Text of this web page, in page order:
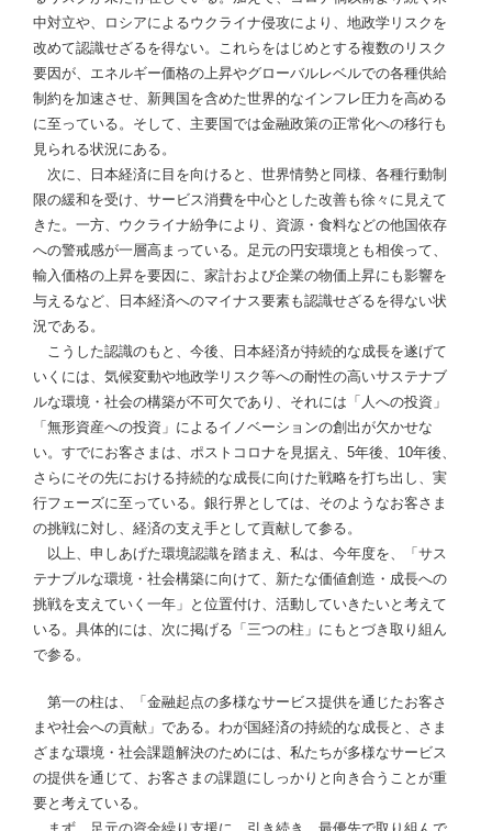
中対立や、ロシアによるウクライナ侵攻により、地政学リスクを
改めて認識せざるを得ない。これらをはじめとする複数のリスク
要因が、エネルギー価格の上昇やグローバルレベルでの各種供給
制約を加速させ、新興国を含めた世界的なインフレ圧力を高める
に至っている。そして、主要国では金融政策の正常化への移行も
見られる状況にある。
次に、日本経済に目を向けると、世界情勢と同様、各種行動制
限の緩和を受け、サービス消費を中心とした改善も徐々に見えて
きた。一方、ウクライナ紛争により、資源・食料などの他国依存
への警戒感が一層高まっている。足元の円安環境とも相俟って、
輸入価格の上昇を要因に、家計および企業の物価上昇にも影響を
与えるなど、日本経済へのマイナス要素も認識せざるを得ない状
況である。
こうした認識のもと、今後、日本経済が持続的な成長を遂げて
いくには、気候変動や地政学リスク等への耐性の高いサステナブ
ルな環境・社会の構築が不可欠であり、それには「人への投資」
「無形資産への投資」によるイノベーションの創出が欠かせな
い。すでにお客さまは、ポストコロナを見据え、5年後、10年後、
さらにその先における持続的な成長に向けた戦略を打ち出し、実
行フェーズに至っている。銀行界としては、そのようなお客さま
の挑戦に対し、経済の支え手として貢献して参る。
以上、申しあげた環境認識を踏まえ、私は、今年度を、「サス
テナブルな環境・社会構築に向けて、新たな価値創造・成長への
挑戦を支えていく一年」と位置付け、活動していきたいと考えて
いる。具体的には、次に掲げる「三つの柱」にもとづき取り組ん
で参る。
第一の柱は、「金融起点の多様なサービス提供を通じたお客さ
まや社会への貢献」である。わが国経済の持続的な成長と、さま
ざまな環境・社会課題解決のためには、私たちが多様なサービス
の提供を通じて、お客さまの課題にしっかりと向き合うことが重
要と考えている。